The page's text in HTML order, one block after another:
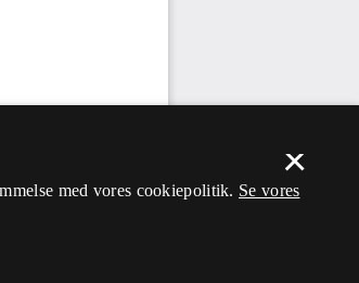
×
med vores cookiepolitik. Se vores